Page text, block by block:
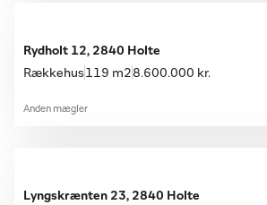
Rydholt 12, 2840 Holte
Rækkehus119 m28.600.000 kr.
Anden mægler
Lyngskrænten 23, 2840 Holte